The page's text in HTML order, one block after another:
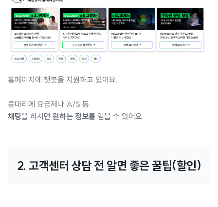
홈페이지에 챗봇을 지원하고 있어요.
뭉대리에 요금제나 A/S 등
채팅을 하시면 원하는 정보를 얻을 수 있어요.
2. 고객센터 상담 전 알면 좋은 꿀팁(할인)